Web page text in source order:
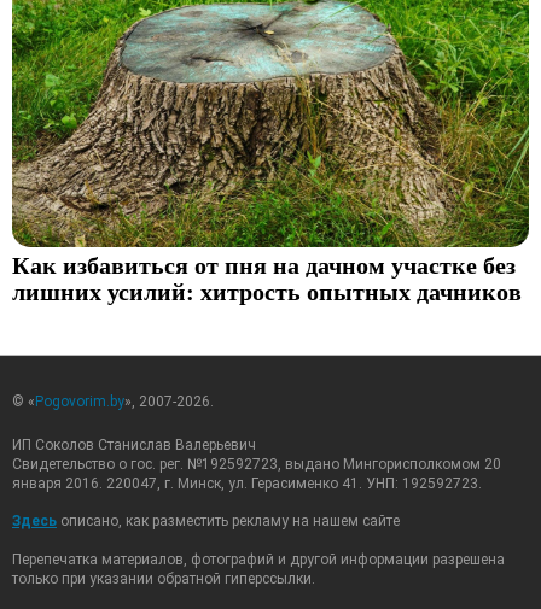
Как избавиться от пня на дачном участке без
лишних усилий: хитрость опытных дачников
© «Pogovorim.by», 2007-2026.
ИП Соколов Станислав Валерьевич
Свидетельство о гос. рег. №192592723, выдано Мингорисполкомом 20
января 2016. 220047, г. Минск, ул. Герасименко 41. УНП: 192592723.
Здесь описано, как разместить рекламу на нашем сайте
Перепечатка материалов, фотографий и другой информации разрешена
только при указании обратной гиперссылки.